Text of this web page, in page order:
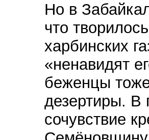
Но в
что
харбинских
«ненавидят
беженцы
дезертиры. В
сочувствие